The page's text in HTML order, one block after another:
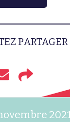
PARTAGER